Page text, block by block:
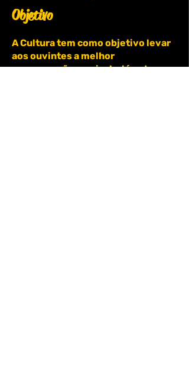
Objetivo
A Cultura tem como objetivo levar
aos ouvintes a melhor
programação musical, além de